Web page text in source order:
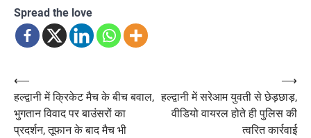
Spread the love
Post
navigation
⟵
हल्द्वानी में क्रिकेट मैच के बीच बवाल,
भुगतान विवाद पर बाउंसरों का
प्रदर्शन, तूफान के बाद मैच भी
हल्द्वानी में सरेआम युवती से छेड़छाड़,
वीडियो वायरल होते ही पुलिस की
त्वरित कार्रवाई
⟶